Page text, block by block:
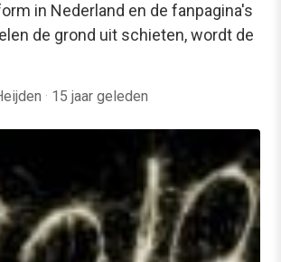
in Nederland en de fanpagina's
de grond uit schieten, wordt de
· 15 jaar geleden